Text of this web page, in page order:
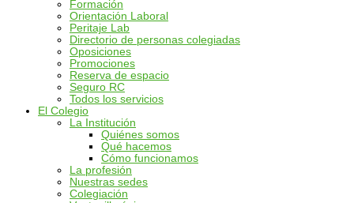
Formación
Orientación Laboral
Peritaje Lab
Directorio de personas colegiadas
Oposiciones
Promociones
Reserva de espacio
Seguro RC
Todos los servicios
El Colegio
La Institución
Quiénes somos
Qué hacemos
Cómo funcionamos
La profesión
Nuestras sedes
Colegiación